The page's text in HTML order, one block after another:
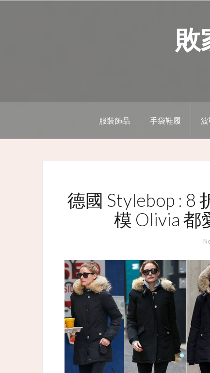
敗
服裝飾品 手袋鞋履 波
德國 Stylebop : 8
模 Olivia 都